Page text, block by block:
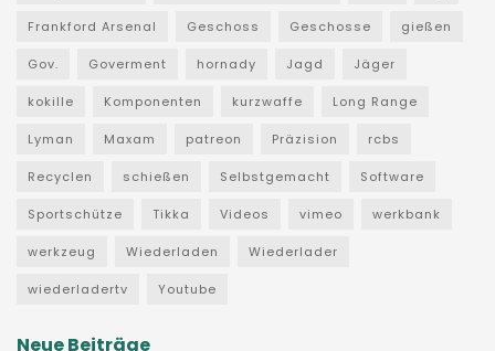
Frankford Arsenal Geschoss Geschosse gießen
Gov. Goverment hornady Jagd Jäger
kokille Komponenten kurzwaffe Long Range
Lyman Maxam patreon Präzision rcbs
Recyclen schießen Selbstgemacht Software
Sportschütze Tikka Videos vimeo werkbank
werkzeug Wiederladen Wiederlader
wiederladertv Youtube
Neue Beiträge